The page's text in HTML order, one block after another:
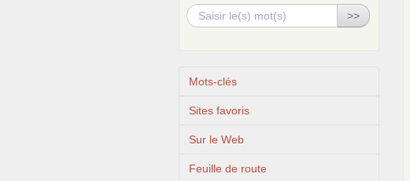
>>
Mots-clés
Sites favoris
Sur le Web
Feuille de route